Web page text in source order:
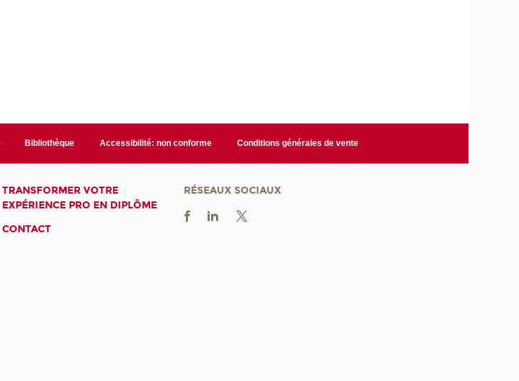
Bibliothèque Accessibilité: non conforme Conditions générales de vente
TRANSFORMER VOTRE
EXPÉRIENCE PRO EN DIPLÔME
CONTACT
RÉSEAUX SOCIAUX